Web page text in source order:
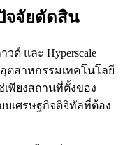
จจัยตัดสิน
ด์ และ Hyperscale
อุตสาหกรรมเทคโนโลยี
เพียงสถานที่ตั้งของ
บเศรษฐกิจดิจิทัลที่ต้อง